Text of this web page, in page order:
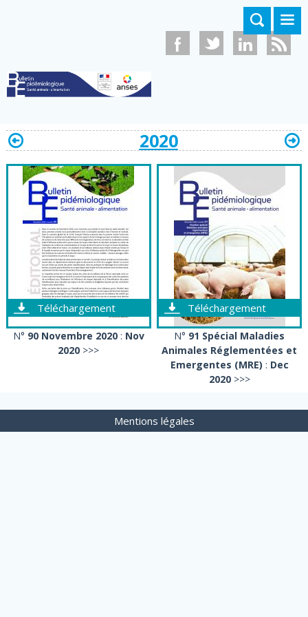
2020
Téléchargement
N° 90 Novembre 2020: Nov
2020 >>>
Téléchargement
N° 91 Spécial Maladies
Animales Réglementées et
Emergentes (MRE) : Dec
2020>>>
Mentions légales